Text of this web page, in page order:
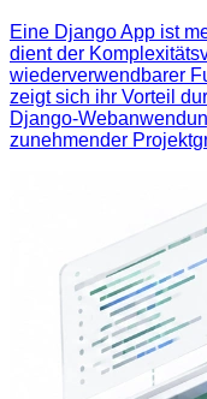
Eine Django App ist
dient der
wiederverwendbarer
zeigt sich ihr Vorteil
Django-
zunehmender